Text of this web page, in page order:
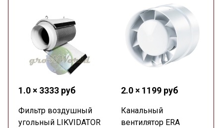
1.0 × 3333 руб
Фильтр воздушный
угольный LIKVIDATOR
2.0 × 1199 руб
Канальный
вентилятор ERA